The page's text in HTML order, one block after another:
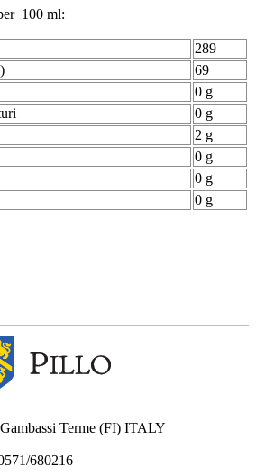
100 ml:
289
69
0 g
0 g
2 g
0 g
0 g
0 g
Terme (FI) ITALY
680216